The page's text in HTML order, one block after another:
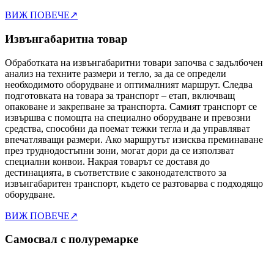
ВИЖ ПОВЕЧЕ↗
Извънгабаритна товар
Обработката на извънгабаритни товари започва с задълбочен
анализ на техните размери и тегло, за да се определи
необходимото оборудване и оптималният маршрут. Следва
подготовката на товара за транспорт – етап, включващ
опаковане и закрепване за транспорта. Самият транспорт се
извършва с помощта на специално оборудване и превозни
средства, способни да поемат тежки тегла и да управляват
впечатляващи размери. Ако маршрутът изисква преминаване
през труднодостъпни зони, могат дори да се използват
специални конвои. Накрая товарът се доставя до
дестинацията, в съответствие с законодателството за
извънгабаритен транспорт, където се разтоварва с подходящо
оборудване.
ВИЖ ПОВЕЧЕ↗
Самосвал с полуремарке